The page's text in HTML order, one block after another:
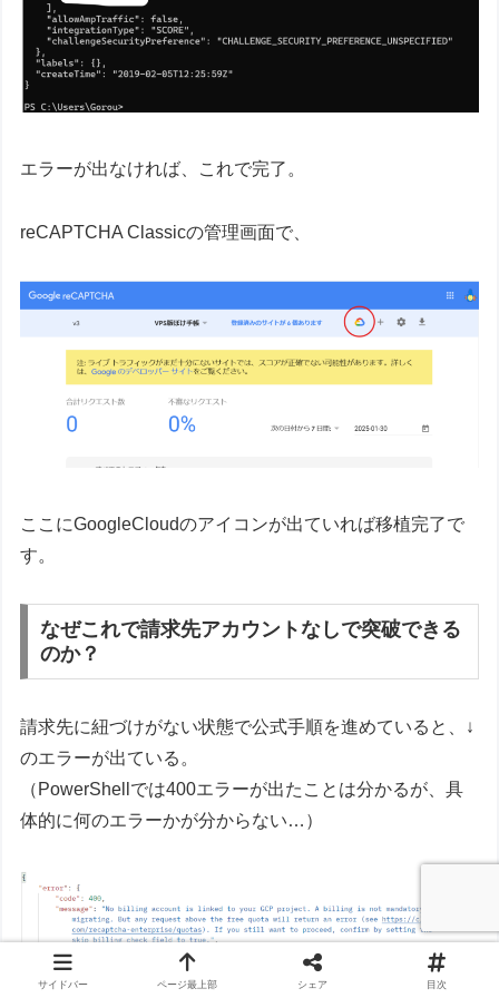
エラーが出なければ、これで完了。
reCAPTCHA Classicの管理画面で、
ここにGoogleCloudのアイコンが出ていれば移植完了で
す。
なぜこれで請求先アカウントなしで突破できる
のか？
請求先に紐づけがない状態で公式手順を進めていると、↓
のエラーが出ている。
（PowerShellでは400エラーが出たことは分かるが、具
体的に何のエラーかが分からない…）
サイドバー ページ最上部 シェア 目次